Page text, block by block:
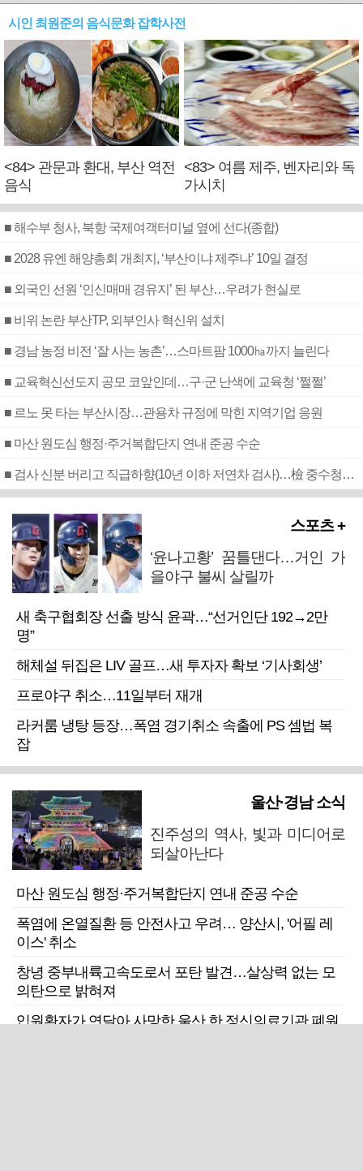
시인 최원준의 음식문화 잡학사전
<84> 관문과 환대, 부산 역전
음식
<83> 여름 제주, 벤자리와 독
가시치
■ 해수부 청사, 북항 국제여객터미널 옆에 선다(종합)
■ 2028 유엔 해양총회 개최지, ‘부산이냐 제주냐’ 10일 결정
■ 외국인 선원 ‘인신매매 경유지’ 된 부산…우려가 현실로
■ 비위 논란 부산TP, 외부인사 혁신위 설치
■ 경남 농정 비전 ‘잘 사는 농촌’…스마트팜 1000㏊까지 늘린다
■ 교육혁신선도지 공모 코앞인데…구·군 난색에 교육청 ‘쩔쩔’
■ 르노 못 타는 부산시장…관용차 규정에 막힌 지역기업 응원
■ 마산 원도심 행정·주거복합단지 연내 준공 수순
■ 검사 신분 버리고 직급하향(10년 이하 저연차 검사)…檢 중수청행 기피
스포츠 +
‘윤나고황’ 꿈틀댄다…거인 가
을야구 불씨 살릴까
새 축구협회장 선출 방식 윤곽…“선거인단 192→2만
명”
해체설 뒤집은 LIV 골프…새 투자자 확보 ‘기사회생’
프로야구 취소…11일부터 재개
라커룸 냉탕 등장…폭염 경기취소 속출에 PS 셈법 복
잡
울산·경남 소식
진주성의 역사, 빛과 미디어로
되살아난다
마산 원도심 행정·주거복합단지 연내 준공 수순
폭염에 온열질환 등 안전사고 우려… 양산시, '어필 레
이스' 취소
창녕 중부내륙고속도로서 포탄 발견…살상력 없는 모
의탄으로 밝혀져
입원환자가 연달아 사망한 울산 한 정신의료기관 폐원